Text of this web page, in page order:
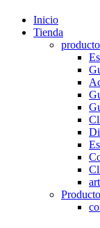
Inicio
Tienda